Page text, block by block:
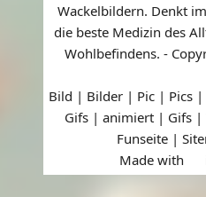
Wackelbildern. Denkt
die beste Medizin des
Wohlbefindens. -
Bild | Bilder | Pic | Pics
Gifs | animiert | Gifs |
Funseite |
Made with